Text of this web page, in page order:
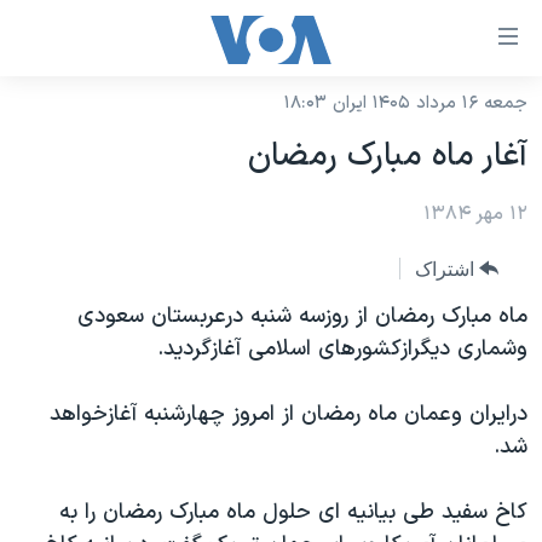
لینکهای
دسترسی
جهش
محتوای
جهش
به
صفحه
جهش
به
نسخه سبک وب‌سایت
موضوع ها
ایران
آمریکا
جهان
ویدیوها
برنامه های تلویزیونی
جدول برنامه ها
صفحه‌های ویژه
بایگانی برنامه‌های تلویزیونی
پخش رادیویی
یادگیری زبان انگلیسی
جمعه ۱۶ مرداد ۱۴۰۵ ایران ۱۸:۰۳
آغار ماه مبارک رمضان
۱۲ مهر ۱۳۸۴
اشتراک
ماه مبارک رمضان از روزسه شنبه درعربستان سعودی
وشماری ديگرازکشورهای اسلامی آغازگرديد.
درايران وعمان ماه رمضان از امروز چهارشنبه آغازخواهد
شد.
کاخ سفيد طی بيانيه ای حلول ماه مبارک رمضان را به